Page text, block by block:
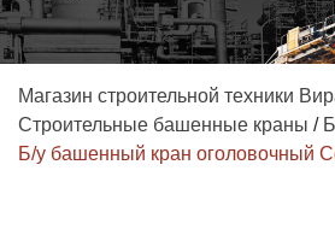
Магазин строительной техники
Строительные башенные краны /
Б/у башенный кран оголовочный